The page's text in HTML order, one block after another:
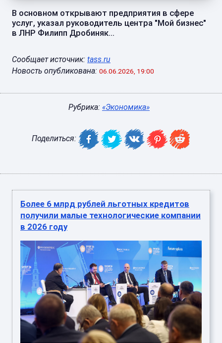
В основном открывают предприятия в сфере
услуг, указал руководитель центра "Мой бизнес"
в ЛНР Филипп Дробиняк...
Сообщает источник: tass.ru
Новость опубликована: 06.06.2026, 19:00
Рубрика: «Экономика»
Поделиться:
Более 6 млрд рублей льготных кредитов
получили малые технологические компании
в 2026 году